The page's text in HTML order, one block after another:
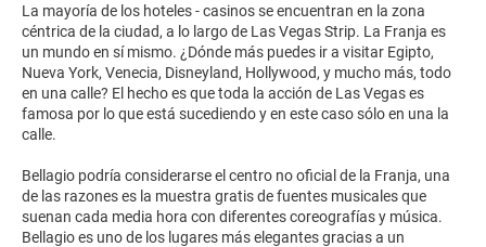
La mayoría de los hoteles - casinos se encuentran en la zona
céntrica de la ciudad, a lo largo de Las Vegas Strip. La Franja es
un mundo en sí mismo. ¿Dónde más puedes ir a visitar Egipto,
Nueva York, Venecia, Disneyland, Hollywood, y mucho más, todo
en una calle? El hecho es que toda la acción de Las Vegas es
famosa por lo que está sucediendo y en este caso sólo en una la
calle.
Bellagio podría considerarse el centro no oficial de la Franja, una
de las razones es la muestra gratis de fuentes musicales que
suenan cada media hora con diferentes coreografías y música.
Bellagio es uno de los lugares más elegantes gracias a un